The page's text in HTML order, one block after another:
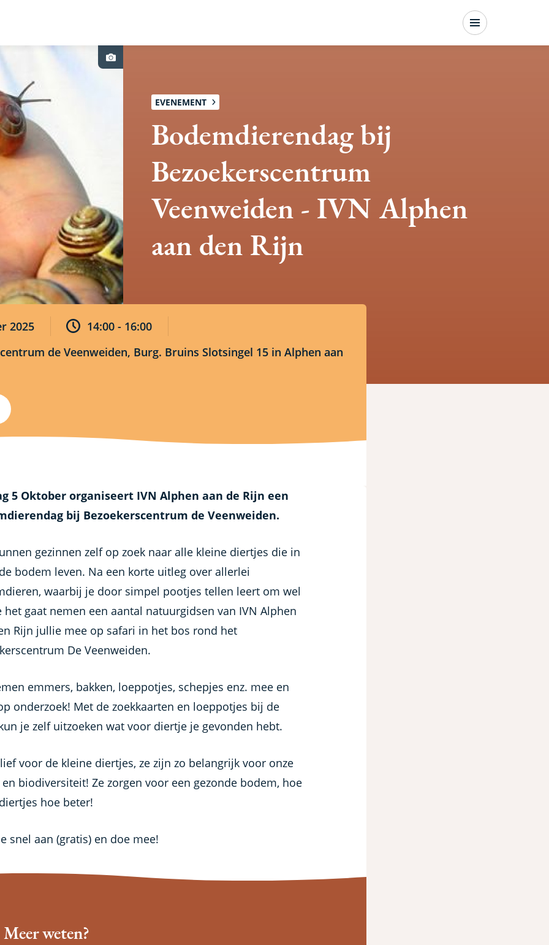
Menu
Foto
credit
Bodemdierendag bij
Bezoekerscentrum
Veenweiden - IVN Alphen
aan den Rijn
EVENEMENT
2025 Tijd 14:00 - 16:00
de Veenweiden, Burg. Bruins Slotsingel 15 in Alphen aan
5 Oktober organiseert IVN Alphen aan de Rijn een
bij Bezoekerscentrum de Veenweiden.
gezinnen zelf op zoek naar alle kleine diertjes die in
bodem leven. Na een korte uitleg over allerlei
waarbij je door simpel pootjes tellen leert om wel
het gaat nemen een aantal natuurgidsen van IVN Alphen
Rijn jullie mee op safari in het bos rond het
De Veenweiden.
emmers, bakken, loeppotjes, schepjes enz. mee en
onderzoek! Met de zoekkaarten en loeppotjes bij de
je zelf uitzoeken wat voor diertje je gevonden hebt.
voor de kleine diertjes, ze zijn zo belangrijk voor onze
biodiversiteit! Ze zorgen voor een gezonde bodem, hoe
hoe beter!
snel aan (gratis) en doe mee!
Meer weten?